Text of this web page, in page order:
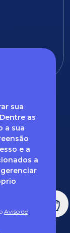
sua
as
a sua
e a
a
Aviso de
entre em